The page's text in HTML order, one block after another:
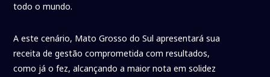
todo o mundo.
A este cenário, Mato Grosso do Sul apresentará sua
receita de gestão comprometida com resultados,
como já o fez, alcançando a maior nota em solidez